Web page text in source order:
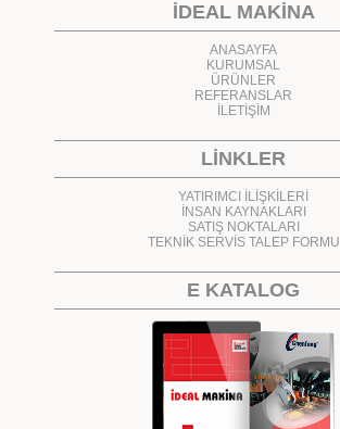
İDEAL MAKİNA
ANASAYFA
KURUMSAL
ÜRÜNLER
REFERANSLAR
İLETİŞİM
LİNKLER
YATIRIMCI İLİŞKİLERİ
İNSAN KAYNAKLARI
SATIŞ NOKTALARI
TEKNİK SERVİS TALEP FORMU
E KATALOG